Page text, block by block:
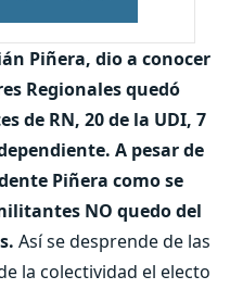
Piñera, dio a conocer
Regionales quedó
de RN, 20 de la UDI, 7
A pesar de
Piñera como se
NO quedo del
Así se desprende de las
la colectividad el electo